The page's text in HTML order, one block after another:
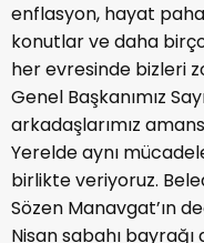
enflasyon, hayat
konutlar ve daha
her evresinde bizleri
Genel Başkanımız
arkadaşlarımız
Yerelde aynı
birlikte veriyoruz.
Sözen Manavgat’ın
Nisan sabahı